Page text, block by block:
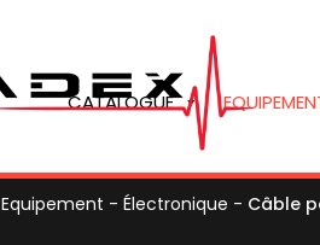
CATALOGUE
Equipement - Électronique - Câble